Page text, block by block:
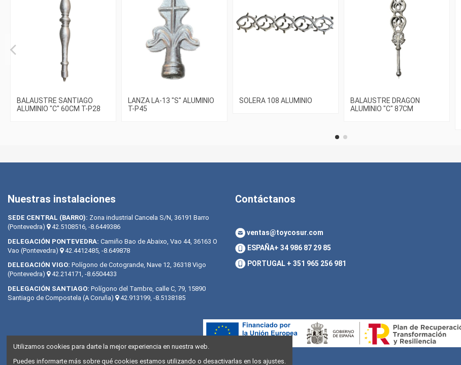
BALAUSTRE SANTIAGO
ALUMINIO "C" 60CM T-P28
LANZA LA-13 "S" ALUMINIO
T-P45
SOLERA 108 ALUMINIO
BALAUSTRE DRAGON
ALUMINIO "C" 87CM
Nuestras instalaciones
SEDE CENTRAL (BARRO): Zona industrial Cancela S/N, 36191 Barro
(Pontevedra)
42.5108516, -8.6449386
DELEGACIÓN PONTEVEDRA: Camiño Bao de Abaixo, Vao 44, 36163 O
Vao (Pontevedra)
42.4412485, -8.649878
DELEGACIÓN VIGO: Polígono de Cotogrande, Nave 12, 36318 Vigo
(Pontevedra)
42.214171, -8.6504433
DELEGACIÓN SANTIAGO: Polígono del Tambre, calle C, 79, 15890
Santiago de Compostela (A Coruña)
42.913199, -8.5138185
Contáctanos
ventas@toycosur.com
ESPAÑA+ 34 986 87 29 85
PORTUGAL + 351 965 256 981
Utilizamos cookies para darte la mejor experiencia en nuestra web.
Puedes informarte más sobre qué cookies estamos utilizando o desactivarlas en los ajustes.